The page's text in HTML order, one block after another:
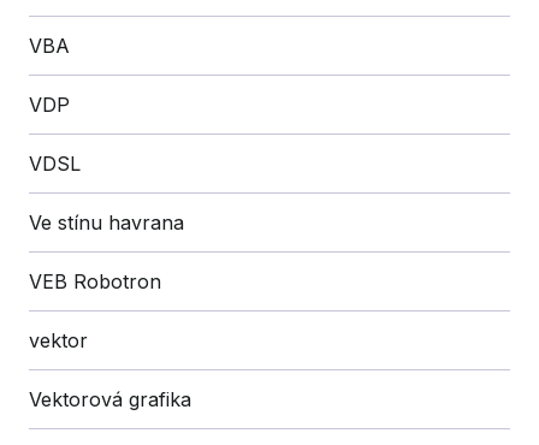
VBA
VDP
VDSL
Ve stínu havrana
VEB Robotron
vektor
Vektorová grafika